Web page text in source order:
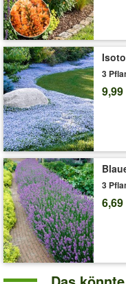
3
9,99
3
6,69